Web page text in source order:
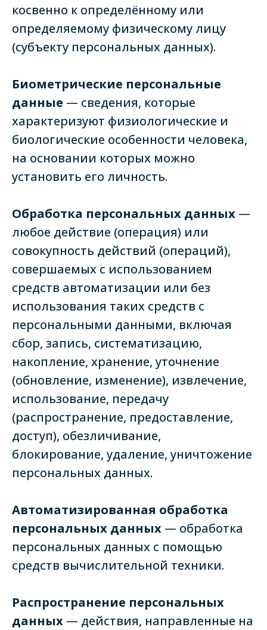
косвенно к определённому или
определяемому физическому лицу
(субъекту персональных данных).
Биометрические персональные
данные — сведения, которые
характеризуют физиологические и
биологические особенности человека,
на основании которых можно
установить его личность.
Обработка персональных данных —
любое действие (операция) или
совокупность действий (операций),
совершаемых с использованием
средств автоматизации или без
использования таких средств с
персональными данными, включая
сбор, запись, систематизацию,
накопление, хранение, уточнение
(обновление, изменение), извлечение,
использование, передачу
(распространение, предоставление,
доступ), обезличивание,
блокирование, удаление, уничтожение
персональных данных.
Автоматизированная обработка
персональных данных — обработка
персональных данных с помощью
средств вычислительной техники.
Распространение персональных
данных — действия, направленные на